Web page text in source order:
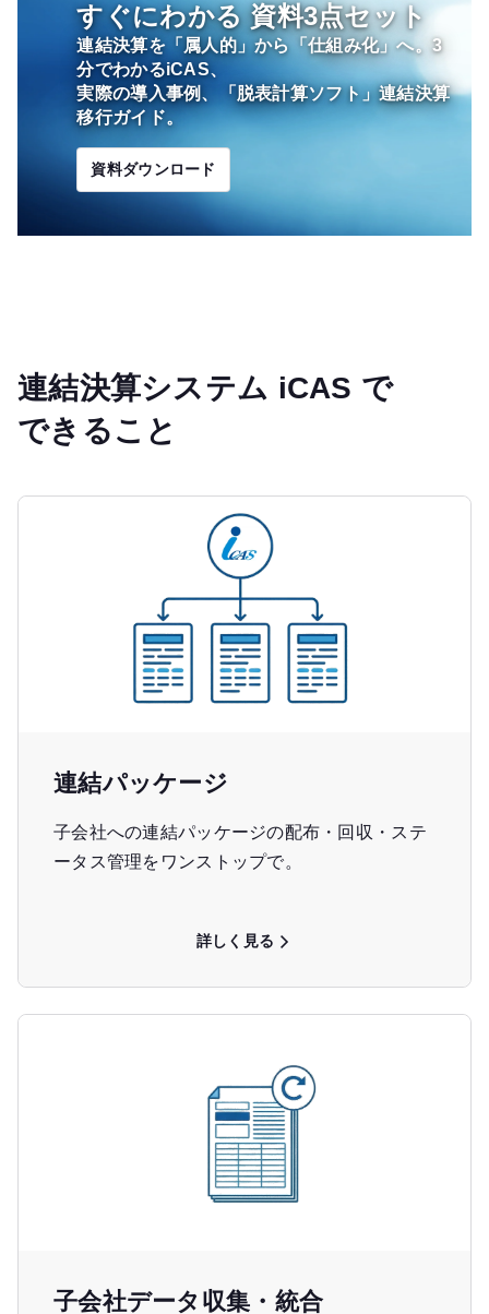
すぐにわかる資料3点セット
連結決算を「属人的」から「仕組み化」へ。3
分でわかるiCAS、
実際の導入事例、「脱表計算ソフト」連結決算
移行ガイド。
資料ダウンロード
連結決算システム iCAS で
できること
連結パッケージ
子会社への連結パッケージの配布・回収・ステ
ータス管理をワンストップで。
詳しく見る
子会社データ収集・統合